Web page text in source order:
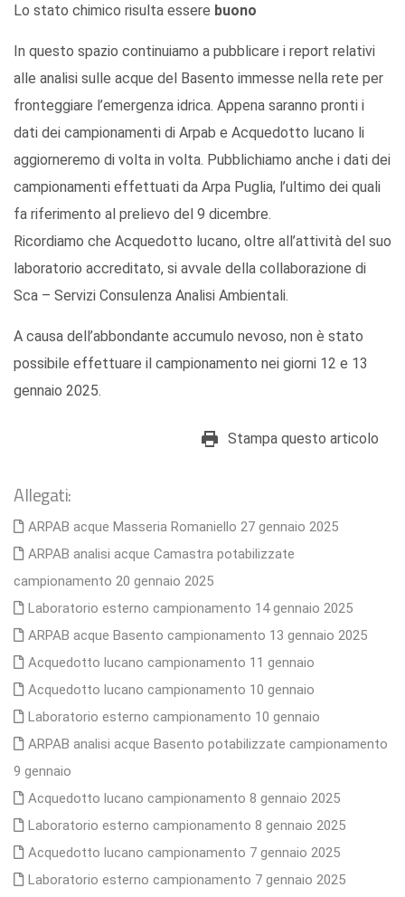
Lo stato chimico risulta essere buono
In questo spazio continuiamo a pubblicare i report relativi
alle analisi sulle acque del Basento immesse nella rete per
fronteggiare l’emergenza idrica. Appena saranno pronti i
dati dei campionamenti di Arpab e Acquedotto lucano li
aggiorneremo di volta in volta. Pubblichiamo anche i dati dei
campionamenti effettuati da Arpa Puglia, l’ultimo dei quali
fa riferimento al prelievo del 9 dicembre.
Ricordiamo che Acquedotto lucano, oltre all’attività del suo
laboratorio accreditato, si avvale della collaborazione di
Sca – Servizi Consulenza Analisi Ambientali.
A causa dell’abbondante accumulo nevoso, non è stato
possibile effettuare il campionamento nei giorni 12 e 13
gennaio 2025.
Stampa questo articolo
Allegati:
ARPAB acque Masseria Romaniello 27 gennaio 2025
ARPAB analisi acque Camastra potabilizzate
campionamento 20 gennaio 2025
Laboratorio esterno campionamento 14 gennaio 2025
ARPAB acque Basento campionamento 13 gennaio 2025
Acquedotto lucano campionamento 11 gennaio
Acquedotto lucano campionamento 10 gennaio
Laboratorio esterno campionamento 10 gennaio
ARPAB analisi acque Basento potabilizzate campionamento
9 gennaio
Acquedotto lucano campionamento 8 gennaio 2025
Laboratorio esterno campionamento 8 gennaio 2025
Acquedotto lucano campionamento 7 gennaio 2025
Laboratorio esterno campionamento 7 gennaio 2025